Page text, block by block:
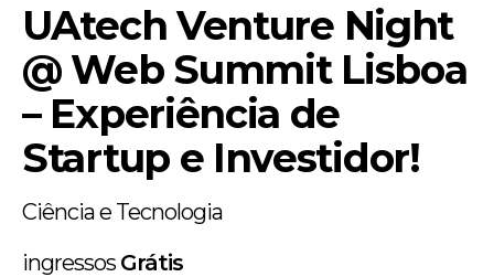
UAtech Venture Night
@ Web Summit Lisboa
– Experiência de
Startup e Investidor!
Ciência e Tecnologia
ingressos Grátis